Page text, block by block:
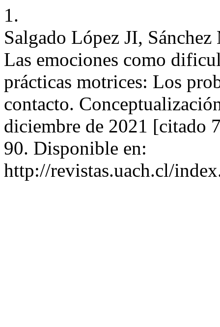
1.
Salgado López JI,
Las emociones como
prácticas motrices: Los
contacto.
diciembre de 2021 [citado
90. Disponible en:
http://revistas.uach.cl/